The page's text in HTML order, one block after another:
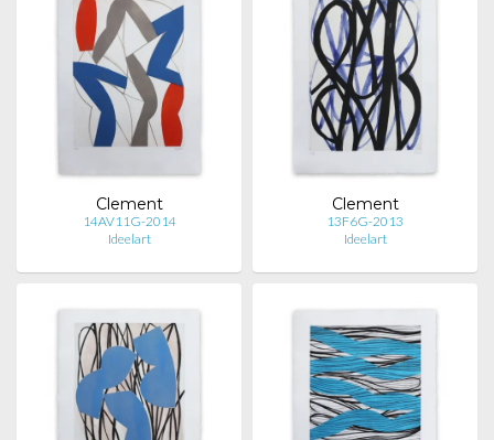
Clement
14AV11G-2014
Ideelart
Clement
13F6G-2013
Ideelart